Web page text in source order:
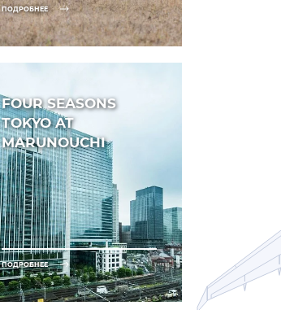
ПОДРОБНЕЕ
FOUR SEASONS
TOKYO AT
MARUNOUCHI
ПОДРОБНЕЕ